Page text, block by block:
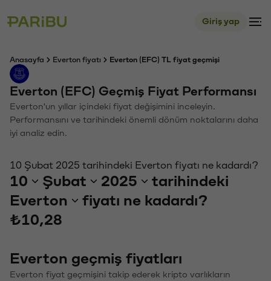
Giriş yap
Anasayfa Everton fiyatı Everton (EFC) TL fiyat geçmişi
Everton (EFC) Geçmiş Fiyat Performansı
Everton'un yıllar içindeki fiyat değişimini inceleyin.
Performansını ve tarihindeki önemli dönüm noktalarını daha
iyi analiz edin.
10 Şubat 2025 tarihindeki Everton fiyatı ne kadardı?
10 Şubat 2025
tarihindeki
Everton
fiyatı ne kadardı?
₺10,28
Everton geçmiş fiyatları
Everton fiyat geçmişini takip ederek kripto varlıkların